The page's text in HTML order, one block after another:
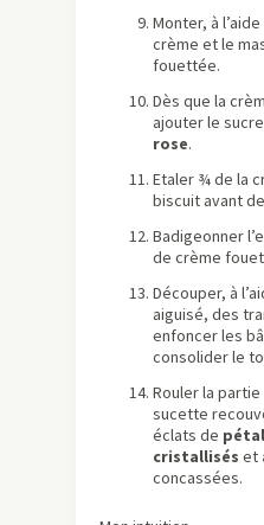
Monter, à
crème et le
fouettée.
Dès que la
ajouter le
rose.
Etaler ¾ de la
biscuit avant
Badigeonner
de crème
Découper, à
aiguisé, des
enfoncer les
consolider le
Rouler la
sucette
éclats de
cristallisés et
concassées.